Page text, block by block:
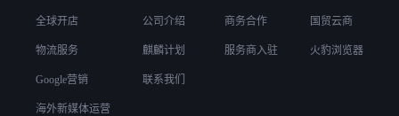
全球开店
物流服务
Google营销
海外新媒体运营
公司介绍
麒麟计划
联系我们
商务合作
服务商入驻
国贸云商
火豹浏览器